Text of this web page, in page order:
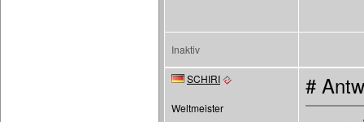
Inaktiv
SCHIRI
Weltmeister
#